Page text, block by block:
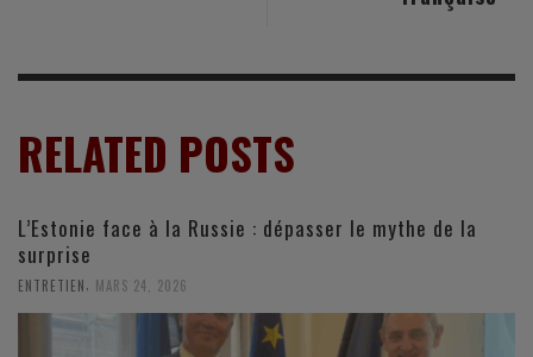
RELATED POSTS
L’Estonie face à la Russie : dépasser le mythe de la
surprise
ENTRETIEN, MARS 24, 2026